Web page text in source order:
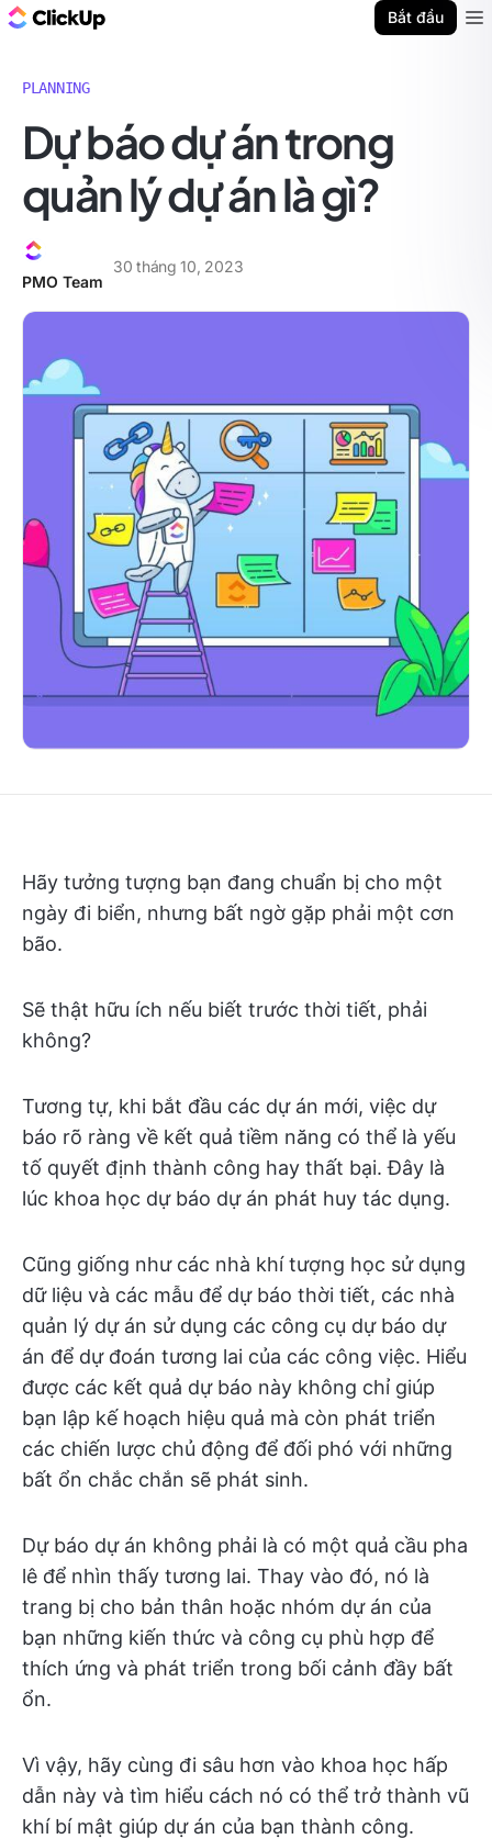
Bắt đầu
PLANNING
Dự báo dự án trong
quản lý dự án là gì?
PMO Team
30 tháng 10, 2023
Hãy tưởng tượng bạn đang chuẩn bị cho một
ngày đi biển, nhưng bất ngờ gặp phải một cơn
bão.
Sẽ thật hữu ích nếu biết trước thời tiết, phải
không?
Tương tự, khi bắt đầu các dự án mới, việc dự
báo rõ ràng về kết quả tiềm năng có thể là yếu
tố quyết định thành công hay thất bại. Đây là
lúc khoa học dự báo dự án phát huy tác dụng.
Cũng giống như các nhà khí tượng học sử dụng
dữ liệu và các mẫu để dự báo thời tiết, các nhà
quản lý dự án sử dụng các công cụ dự báo dự
án để dự đoán tương lai của các công việc. Hiểu
được các kết quả dự báo này không chỉ giúp
bạn lập kế hoạch hiệu quả mà còn phát triển
các chiến lược chủ động để đối phó với những
bất ổn chắc chắn sẽ phát sinh.
Dự báo dự án không phải là có một quả cầu pha
lê để nhìn thấy tương lai. Thay vào đó, nó là
trang bị cho bản thân hoặc nhóm dự án của
bạn những kiến thức và công cụ phù hợp để
thích ứng và phát triển trong bối cảnh đầy bất
ổn.
Vì vậy, hãy cùng đi sâu hơn vào khoa học hấp
dẫn này và tìm hiểu cách nó có thể trở thành vũ
khí bí mật giúp dự án của bạn thành công.